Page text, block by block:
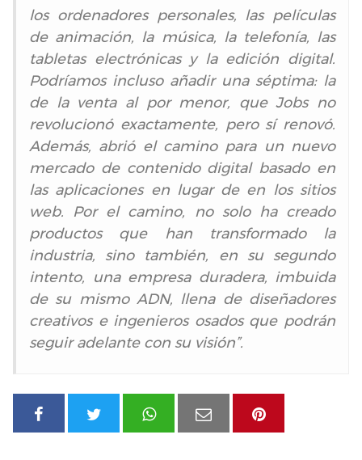
los ordenadores personales, las películas
de animación, la música, la telefonía, las
tabletas electrónicas y la edición digital.
Podríamos incluso añadir una séptima: la
de la venta al por menor, que Jobs no
revolucionó exactamente, pero sí renovó.
Además, abrió el camino para un nuevo
mercado de contenido digital basado en
las aplicaciones en lugar de en los sitios
web. Por el camino, no solo ha creado
productos que han transformado la
industria, sino también, en su segundo
intento, una empresa duradera, imbuida
de su mismo ADN, llena de diseñadores
creativos e ingenieros osados que podrán
seguir adelante con su visión”.